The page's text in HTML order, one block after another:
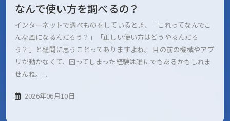
なんで使い方を調べるの？
インターネットで調べものをしているとき、「これってなんでこ
んな風になるんだろう？」「正しい使い方はどうやるんだろ
う？」と疑問に思うことってありますよね。 目の前の機械やアプ
リが動かなくて、困ってしまった経験は誰にでもあるかもしれま
せんね。...
2026年06月10日